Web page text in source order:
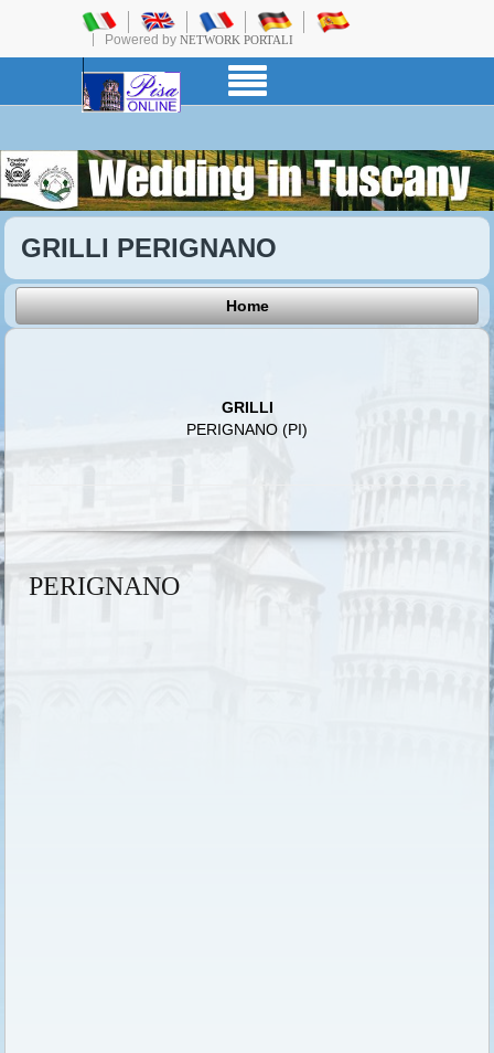
Powered by NETWORK PORTALI
GRILLI PERIGNANO
Home
GRILLI
PERIGNANO (PI)
PERIGNANO